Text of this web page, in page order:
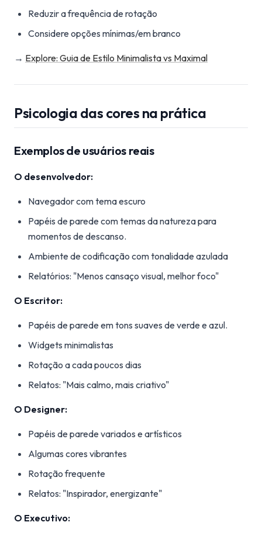
Reduzir a frequência de rotação
Considere opções mínimas/em branco
→ Explore: Guia de Estilo Minimalista vs Maximal
Psicologia das cores na prática
Exemplos de usuários reais
O desenvolvedor:
Navegador com tema escuro
Papéis de parede com temas da natureza para
momentos de descanso.
Ambiente de codificação com tonalidade azulada
Relatórios: "Menos cansaço visual, melhor foco"
O Escritor:
Papéis de parede em tons suaves de verde e azul.
Widgets minimalistas
Rotação a cada poucos dias
Relatos: "Mais calmo, mais criativo"
O Designer:
Papéis de parede variados e artísticos
Algumas cores vibrantes
Rotação frequente
Relatos: "Inspirador, energizante"
O Executivo: